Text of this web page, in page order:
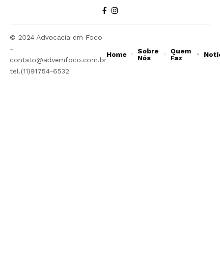
© 2024 Advocacia em Foco
-
contato@advemfoco.com.br
tel.(11)91754-6532
Home
Sobre
Nós
Quem
Faz